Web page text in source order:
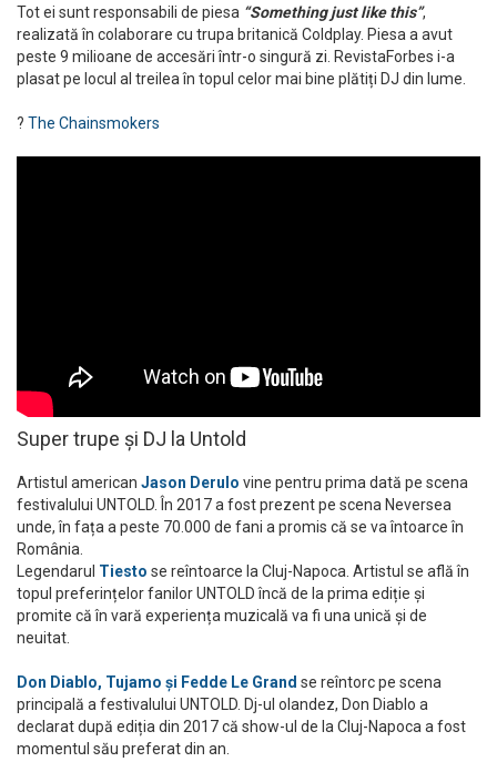
Tot ei sunt responsabili de piesa “Something just like this”,
realizată în colaborare cu trupa britanică Coldplay. Piesa a avut
peste 9 milioane de accesări într-o singură zi. RevistaForbes i-a
plasat pe locul al treilea în topul celor mai bine plătiți DJ din lume.
? The Chainsmokers
Super trupe și DJ la Untold
Artistul american Jason Derulo vine pentru prima dată pe scena
festivalului UNTOLD. În 2017 a fost prezent pe scena Neversea
unde, în fața a peste 70.000 de fani a promis că se va întoarce în
România.
Legendarul Tiesto se reîntoarce la Cluj-Napoca. Artistul se află în
topul preferințelor fanilor UNTOLD încă de la prima ediție și
promite că în vară experiența muzicală va fi una unică și de
neuitat.
Don Diablo, Tujamo și Fedde Le Grand se reîntorc pe scena
principală a festivalului UNTOLD. Dj-ul olandez, Don Diablo a
declarat după ediția din 2017 că show-ul de la Cluj-Napoca a fost
momentul său preferat din an.